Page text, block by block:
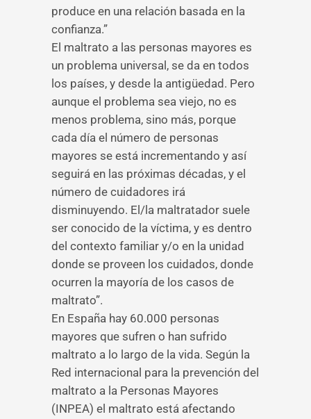
produce en una relación basada en la
confianza.”
El maltrato a las personas mayores es
un problema universal, se da en todos
los países, y desde la antigüedad. Pero
aunque el problema sea viejo, no es
menos problema, sino más, porque
cada día el número de personas
mayores se está incrementando y así
seguirá en las próximas décadas, y el
número de cuidadores irá
disminuyendo. El/la maltratador suele
ser conocido de la víctima, y es dentro
del contexto familiar y/o en la unidad
donde se proveen los cuidados, donde
ocurren la mayoría de los casos de
maltrato”.
En España hay 60.000 personas
mayores que sufren o han sufrido
maltrato a lo largo de la vida. Según la
Red internacional para la prevención del
maltrato a la Personas Mayores
(INPEA) el maltrato está afectando